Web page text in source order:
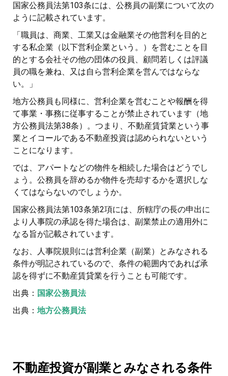
国家公務員法第103条には、公務員の副業について次の
ように記載されています。
「職員は、商業、工業又は金融業その他営利を目的と
する私企業（以下営利企業という。）を営むことを目
的とする会社その他の団体の役員、顧問若しくは評議
員の職を兼ね、又は自ら営利企業を営んではならな
い。」
地方公務員も同様に、営利企業を営むことや報酬を得
て事業・事務に従事することが禁止されています（地
方公務員法第38条）。つまり、不動産賃貸業という事
業とイコールである不動産投資は認められないという
ことになります。
では、アパートなどの物件を相続した場合はどうでし
ょう。公務員を辞めるか物件を売却するかを選択しな
くてはならないのでしょうか。
国家公務員法第103条第2項には、所轄庁の長の申出に
より人事院の承認を得た場合は、副業禁止の適用外に
なる旨が記載されています。
なお、人事院規則には営利企業（副業）とみなされる
条件が明記されているので、条件の範囲内であれば承
認を得ずに不動産賃貸業を行うことも可能です。
出典： 国家公務員法
出典： 地方公務員法
不動産投資が副業とみなされる条件